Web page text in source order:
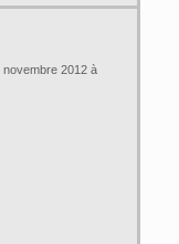
novembre 2012 à